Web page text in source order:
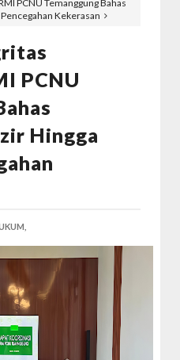
PCNU Temanggung Bahas
Kekerasan
PCNU
Hingga